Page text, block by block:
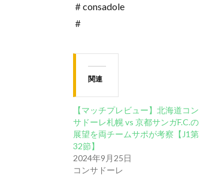
＃consadole
＃
関連
【マッチプレビュー】北海道コン
サドーレ札幌 vs 京都サンガF.C.の
展望を両チームサポが考察【J1第
32節】
2024年9月25日
コンサドーレ